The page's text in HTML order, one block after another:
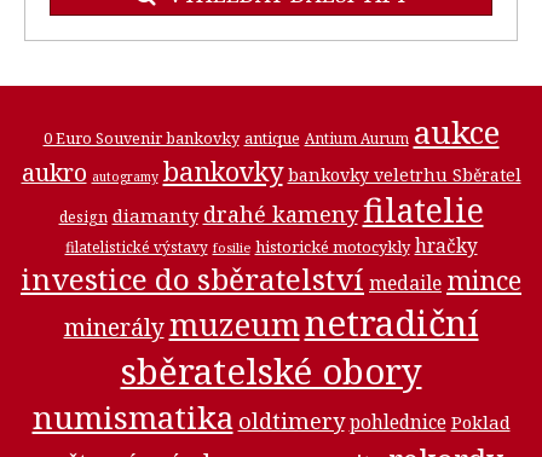
0 Euro Souvenir bankovky antique Antium Aurum aukce
aukro autogramy bankovky bankovky veletrhu Sběratel
design diamanty drahé kamenyfilatelie
filatelistické výstavy fosilie historické motocykly hračky
investice do sběratelství medaile mince
minerálymuzeumnetradiční
sběratelské obory
numismatika oldtimery pohlednice Poklad